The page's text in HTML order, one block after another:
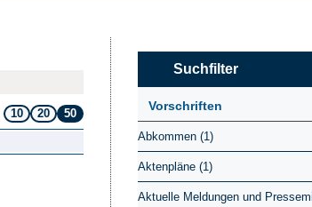
10 20 50
Suchfilter
Vorschriften
Abkommen (1)
Aktenpläne (1)
Aktuelle Meldungen und